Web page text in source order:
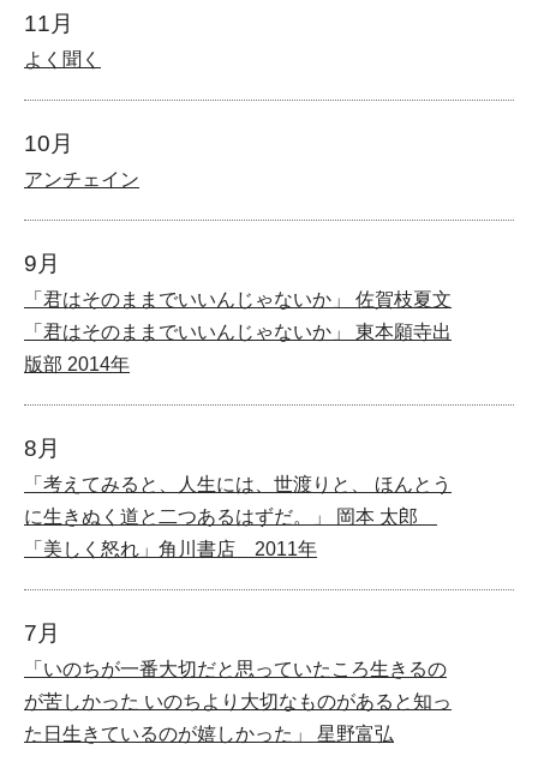
11月
よく聞く
10月
アンチェイン
9月
「君はそのままでいいんじゃないか」 佐賀枝夏文
「君はそのままでいいんじゃないか」 東本願寺出
版部 2014年
8月
「考えてみると、人生には、世渡りと、 ほんとう
に生きぬく道と二つあるはずだ。」 岡本 太郎
「美しく怒れ」角川書店 2011年
7月
「いのちが一番大切だと思っていたころ生きるの
が苦しかった いのちより大切なものがあると知っ
た日生きているのが嬉しかった」 星野富弘